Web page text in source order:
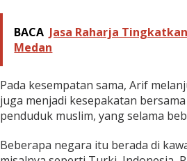
BACA Jasa Raharja
Medan
Pada kesempatan sama, Arif
juga menjadi kesepakatan
penduduk muslim, yang selama
Beberapa negara itu berada di